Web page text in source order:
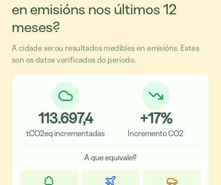
en emisións nos últimos 12
meses?
A cidade xerou resultados medibles en emisións. Estes
son os datos verificados do período.
113.697,4
tCO2eq incrementadas
+17%
Incremento CO2
A que equivale?